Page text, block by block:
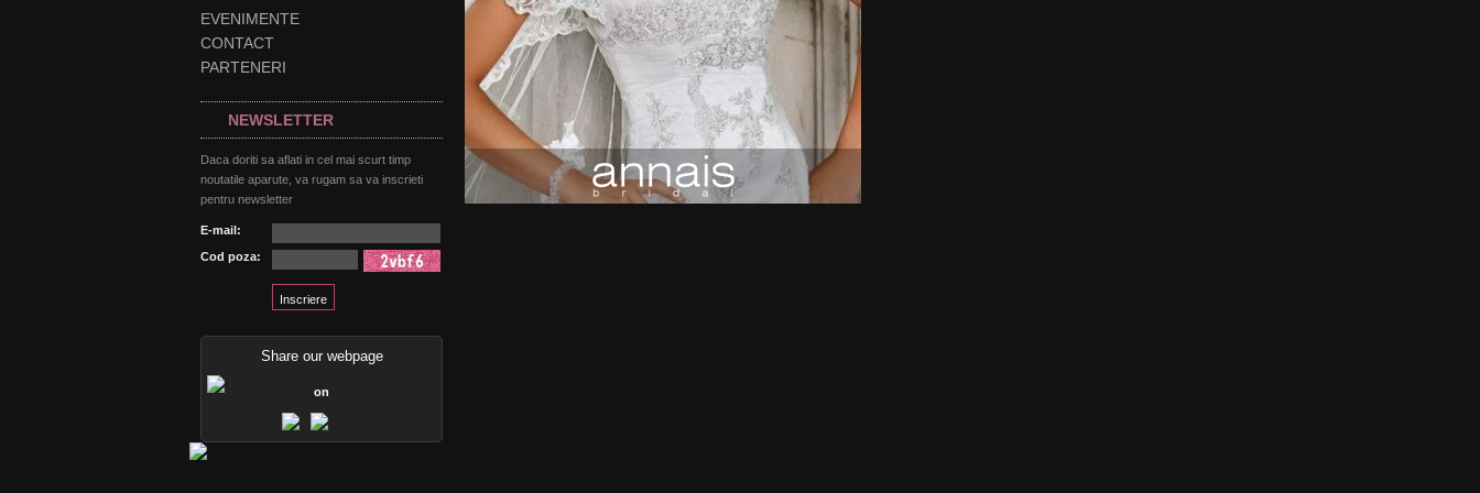
EVENIMENTE
CONTACT
PARTENERI
NEWSLETTER
Daca doriti sa aflati in cel mai scurt timp
noutatile aparute, va rugam sa va inscrieti
pentru newsletter
E-mail:
Cod poza:
Share our webpage
on